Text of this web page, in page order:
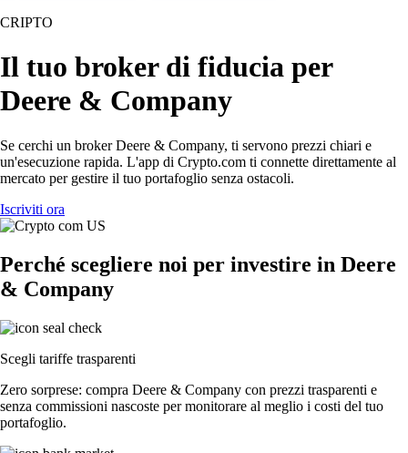
CRIPTO
Il tuo broker di fiducia per
Deere & Company
Se cerchi un broker Deere & Company, ti servono prezzi chiari e
un'esecuzione rapida. L'app di Crypto.com ti connette direttamente al
mercato per gestire il tuo portafoglio senza ostacoli.
Iscriviti ora
Perché scegliere noi per investire in Deere
& Company
Scegli tariffe trasparenti
Zero sorprese: compra Deere & Company con prezzi trasparenti e
senza commissioni nascoste per monitorare al meglio i costi del tuo
portafoglio.